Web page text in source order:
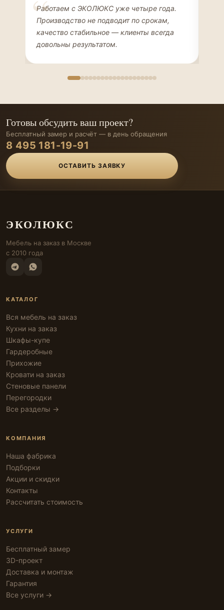
Елена Соколова
ДИЗАЙНЕР ИНТЕРЬЕРОВ
Работаем с ЭКОЛЮКС уже четыре года.
Производство не подводит по срокам,
качество стабильное — клиенты всегда
довольны результатом.
Готовы обсудить ваш проект?
Бесплатный замер и расчёт — в день обращения
8 495 181-19-91
ОСТАВИТЬ ЗАЯВКУ
ЭКОЛЮКС
Мебель на заказ в Москве
с 2010 года
КАТАЛОГ
Вся мебель на заказ
Кухни на заказ
Шкафы-купе
Гардеробные
Прихожие
Кровати на заказ
Стеновые панели
Перегородки
Все разделы →
КОМПАНИЯ
Наша фабрика
Подборки
Акции и скидки
Контакты
Рассчитать стоимость
УСЛУГИ
Бесплатный замер
3D-проект
Доставка и монтаж
Гарантия
Все услуги →